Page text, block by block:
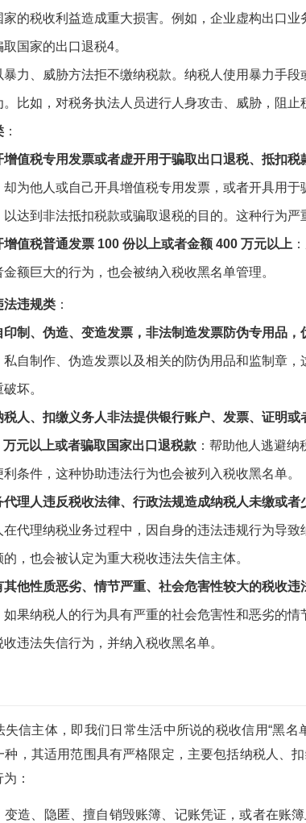
家的税收利益造成重大损害。例如，企业虚构出口
取国家的出口退税4。
暴力、威胁方法拒不缴纳税款。纳税人使用暴力手
。比如，对税务执法人员进行人身攻击、威胁，阻止
：
增值税专用发票或者虚开用于骗取出口退税、抵扣税
却为他人或自己开具增值税专用发票，或者开具用
以达到非法抵扣税款或骗取退税的目的。这种行为严
增值税普通发票 100 份以上或者金额 400 万元以上
金额巨大的行为，也会被纳入税收黑名单管理。
法违规类 ：
印制、伪造、变造发票，非法制造发票防伪专用品，
私自制作、伪造发票以及相关的防伪用品和监制章
坏。
税人、扣缴义务人非法提供银行账户、发票、证明
万元以上或者骗取国家出口退税款 ：帮助他人逃避
利条件，这种协助违法行为也会被列入税收黑名单。
代理人违反税收法律、行政法规造成纳税人未缴或者
在代理纳税业务过程中，因自身的违法违规行为导
的，也会被认定为重大税收违法失信主体。
其他性质恶劣、情节严重、社会危害性较大的税收违
如果纳税人的行为具有严重的社会危害性和恶劣的
收违法失信行为，并纳入税收黑名单。
失信主体，即我们日常生活中所说的税收信用“黑名
种，其适用范围具有严格限定，主要包括纳税人、
：
变造、隐匿、擅自销毁账簿、记账凭证，或者在账